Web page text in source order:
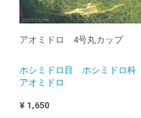
アオミドロ 4号丸カップ
ホシミドロ目 ホシミドロ科
アオミドロ
¥ 1,650